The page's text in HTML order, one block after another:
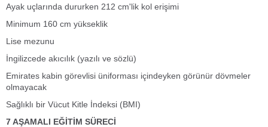
Ayak uçlarında dururken 212 cm'lik kol erişimi
Minimum 160 cm yükseklik
Lise mezunu
İngilizcede akıcılık (yazılı ve sözlü)
Emirates kabin görevlisi üniforması içindeyken görünür dövmeler
olmayacak
Sağlıklı bir Vücut Kitle İndeksi (BMI)
7 AŞAMALI EĞİTİM SÜRECİ